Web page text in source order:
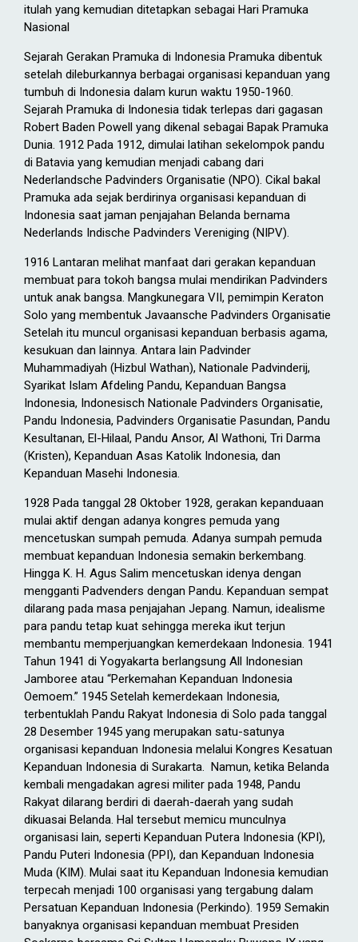
itulah yang kemudian ditetapkan sebagai Hari Pramuka
Nasional
Sejarah Gerakan Pramuka di Indonesia Pramuka dibentuk
setelah dileburkannya berbagai organisasi kepanduan yang
tumbuh di Indonesia dalam kurun waktu 1950-1960.
Sejarah Pramuka di Indonesia tidak terlepas dari gagasan
Robert Baden Powell yang dikenal sebagai Bapak Pramuka
Dunia. 1912 Pada 1912, dimulai latihan sekelompok pandu
di Batavia yang kemudian menjadi cabang dari
Nederlandsche Padvinders Organisatie (NPO). Cikal bakal
Pramuka ada sejak berdirinya organisasi kepanduan di
Indonesia saat jaman penjajahan Belanda bernama
Nederlands Indische Padvinders Vereniging (NIPV).
1916 Lantaran melihat manfaat dari gerakan kepanduan
membuat para tokoh bangsa mulai mendirikan Padvinders
untuk anak bangsa. Mangkunegara VII, pemimpin Keraton
Solo yang membentuk Javaansche Padvinders Organisatie
Setelah itu muncul organisasi kepanduan berbasis agama,
kesukuan dan lainnya. Antara lain Padvinder
Muhammadiyah (Hizbul Wathan), Nationale Padvinderij,
Syarikat Islam Afdeling Pandu, Kepanduan Bangsa
Indonesia, Indonesisch Nationale Padvinders Organisatie,
Pandu Indonesia, Padvinders Organisatie Pasundan, Pandu
Kesultanan, El-Hilaal, Pandu Ansor, Al Wathoni, Tri Darma
(Kristen), Kepanduan Asas Katolik Indonesia, dan
Kepanduan Masehi Indonesia.
1928 Pada tanggal 28 Oktober 1928, gerakan kepanduaan
mulai aktif dengan adanya kongres pemuda yang
mencetuskan sumpah pemuda. Adanya sumpah pemuda
membuat kepanduan Indonesia semakin berkembang.
Hingga K. H. Agus Salim mencetuskan idenya dengan
mengganti Padvenders dengan Pandu. Kepanduan sempat
dilarang pada masa penjajahan Jepang. Namun, idealisme
para pandu tetap kuat sehingga mereka ikut terjun
membantu memperjuangkan kemerdekaan Indonesia. 1941
Tahun 1941 di Yogyakarta berlangsung All Indonesian
Jamboree atau “Perkemahan Kepanduan Indonesia
Oemoem.” 1945 Setelah kemerdekaan Indonesia,
terbentuklah Pandu Rakyat Indonesia di Solo pada tanggal
28 Desember 1945 yang merupakan satu-satunya
organisasi kepanduan Indonesia melalui Kongres Kesatuan
Kepanduan Indonesia di Surakarta. Namun, ketika Belanda
kembali mengadakan agresi militer pada 1948, Pandu
Rakyat dilarang berdiri di daerah-daerah yang sudah
dikuasai Belanda. Hal tersebut memicu munculnya
organisasi lain, seperti Kepanduan Putera Indonesia (KPI),
Pandu Puteri Indonesia (PPI), dan Kepanduan Indonesia
Muda (KIM). Mulai saat itu Kepanduan Indonesia kemudian
terpecah menjadi 100 organisasi yang tergabung dalam
Persatuan Kepanduan Indonesia (Perkindo). 1959 Semakin
banyaknya organisasi kepanduan membuat Presiden